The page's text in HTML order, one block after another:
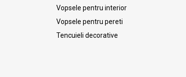
Vopsele pentru interior
Vopsele pentru pereti
Tencuieli decorative